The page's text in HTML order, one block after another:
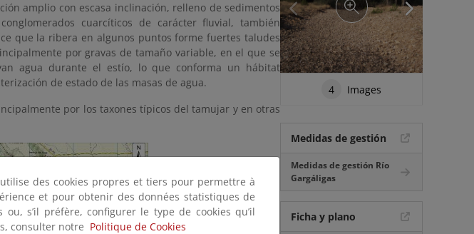
amplio con escasa inclinación, relleno de sedimentos
cuarcíticos de carácter fluvial, también
que la ribera en algunos puntos forme fuertes taludes
por gravas de tamaño variable, en el que se
agua durante el estío, lo que conforma un hábitat
de estado de las masas de agua.
por los taxones típicos del tamujar y en otras
4 Images
Medidas de gestión
Medidas de gestión Río
Gargáligas
Ficha y plano
des cookies propres et tiers pour permettre à
et pour obtenir des données statistiques de
s’il préfère, configurer le type de cookies qu’il
consulter notre Politique de Cookies